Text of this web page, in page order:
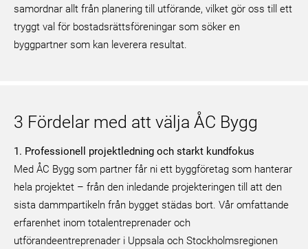
samordnar allt från planering till utförande, vilket gör oss till ett
tryggt val för bostadsrättsföreningar som söker en
byggpartner som kan leverera resultat.
3 Fördelar med att välja ÅC Bygg
1. Professionell projektledning och starkt kundfokus
Med ÅC Bygg som partner får ni ett byggföretag som hanterar
hela projektet – från den inledande projekteringen till att den
sista dammpartikeln från bygget städas bort. Vår omfattande
erfarenhet inom totalentreprenader och
utförandeentreprenader i Uppsala och Stockholmsregionen